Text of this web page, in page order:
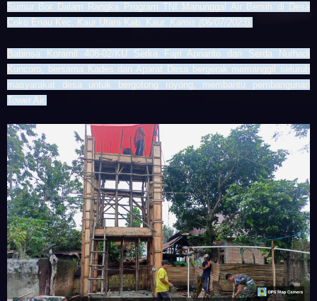
Sumur Bor Dalam Rangka Program TNI Manunggal Air Bersih di Desa
Coko Enau Kec. Kaur Utara Kab. Kaur. Kamis (06/07/2023)
Babinsa Koramil 408-02/KU Serka Fajri Aprianto dan Serda Nurhadi
Kuncoro , bersama Kades dan Aparat Desa bergerak memanggil seluruh
masyarakat desa untuk bergotong royong, membantu pembangunan
Tower Air.